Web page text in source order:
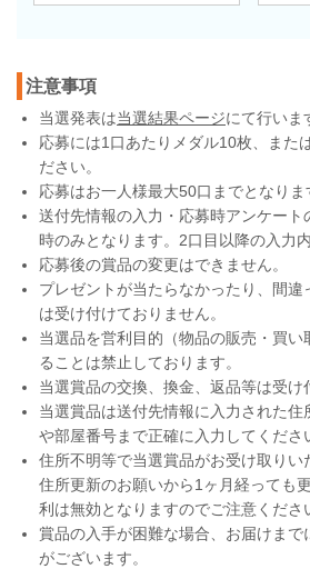
注意事項
当選発表は当選結果ページにて行いま
応募には1口あたりメダル10枚、また
ださい。
応募はお一人様最大50口までとなりま
送付先情報の入力・応募時アンケート
時のみとなります。2口目以降の入力
応募後の賞品の変更はできません。
プレゼントが当たらなかったり、間違
は受け付けておりません。
当選品を営利目的（物品の販売・買い
ることは禁止しております。
当選賞品の交換、換金、返品等は受け
当選賞品は送付先情報に入力された
や部屋番号まで正確に入力してくださ
住所不明等で当選賞品がお受け取り
住所更新のお願いから1ヶ月経っても
利は無効となりますのでご注意くださ
賞品の入手が困難な場合、お届けまで
がございます。